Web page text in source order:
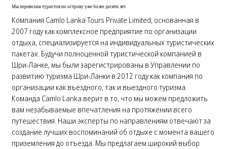
Мы перевозим туристов по острову уже более десяти лет.
Компания Camlo Lanka Tours Private Limited, основанная в
2007 году как комплексное предприятие по организации
отдыха, специализируется на индивидуальных туристических
пакетах. Будучи полноценной туристической компанией в
Шри-Ланке, мы были зарегистрированы в Управлении по
развитию туризма Шри-Ланки в 2012 году как компания по
организации как въездного, так и выездного туризма.
Команда Camlo Lanka верит в то, что мы можем предложить
вам незабываемые впечатления на протяжении всего
путешествия. Наши эксперты по направлениям отвечают за
создание лучших воспоминаний об отдыхе с момента вашего
приземления до отъезда. Мы предлагаем широкий выбор